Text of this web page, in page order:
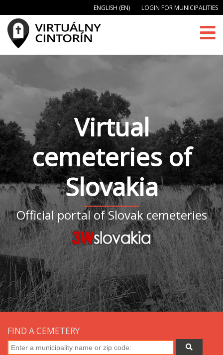
ENGLISH (EN) LOGIN FOR MUNICIPALITIES
Virtual
cemeteries of
Slovakia
Official portal of Slovak cemeteries
FIND A CEMETERY